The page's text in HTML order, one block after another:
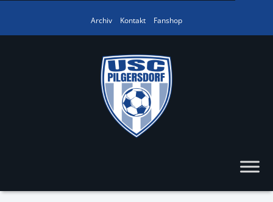
Archiv Kontakt Fanshop